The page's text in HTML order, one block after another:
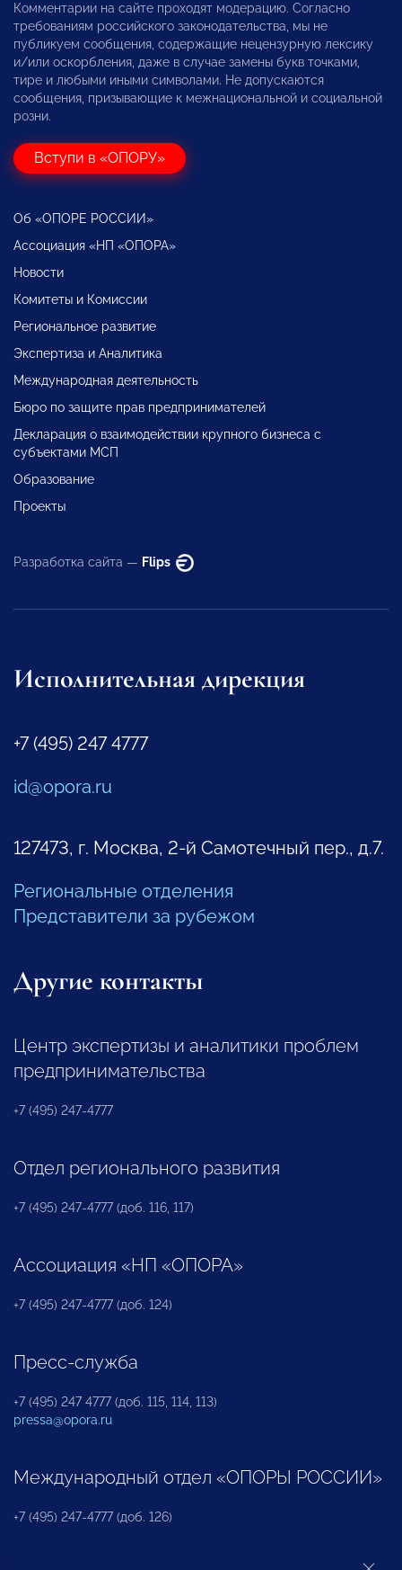
Комментарии на сайте проходят модерацию. Согласно
требованиям российского законодательства, мы не
публикуем сообщения, содержащие нецензурную лексику
и/или оскорбления, даже в случае замены букв точками,
тире и любыми иными символами. Не допускаются
сообщения, призывающие к межнациональной и социальной
розни.
Вступи в «ОПОРУ»
Об «ОПОРЕ РОССИИ»
Ассоциация «НП «ОПОРА»
Новости
Комитеты и Комиссии
Региональное развитие
Экспертиза и Аналитика
Международная деятельность
Бюро по защите прав предпринимателей
Декларация о взаимодействии крупного бизнеса с
субъектами МСП
Образование
Проекты
Разработка сайта — Flips
Исполнительная дирекция
+7 (495) 247 4777
id@opora.ru
127473, г. Москва, 2-й Самотечный пер., д.7.
Региональные отделения
Представители за рубежом
Другие контакты
Центр экспертизы и аналитики проблем
предпринимательства
+7 (495) 247-4777
Отдел регионального развития
+7 (495) 247-4777 (доб. 116, 117)
Ассоциация «НП «ОПОРА»
+7 (495) 247-4777 (доб. 124)
Пресс-служба
+7 (495) 247 4777 (доб. 115, 114, 113)
pressa@opora.ru
Международный отдел «ОПОРЫ РОССИИ»
+7 (495) 247-4777 (доб. 126)